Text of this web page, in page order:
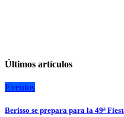
Últimos artículos
Eventos
Berisso se prepara para la 49ª